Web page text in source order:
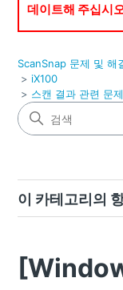
데이트해 주십시
ScanSnap 문제 및 해
iX100
스캔 결과 관련 문제
이 카테고리의